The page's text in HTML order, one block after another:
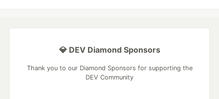
💎 DEV Diamond Sponsors
Thank you to our Diamond Sponsors for supporting the
DEV Community